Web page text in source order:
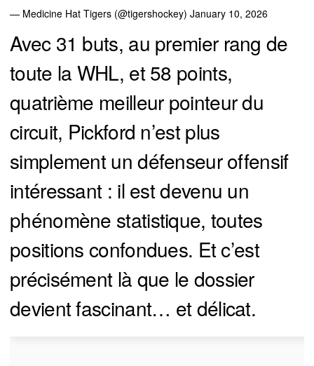
— Medicine Hat Tigers (@tigershockey) January 10, 2026
Avec 31 buts, au premier rang de
toute la WHL, et 58 points,
quatrième meilleur pointeur du
circuit, Pickford n’est plus
simplement un défenseur offensif
intéressant : il est devenu un
phénomène statistique, toutes
positions confondues. Et c’est
précisément là que le dossier
devient fascinant… et délicat.